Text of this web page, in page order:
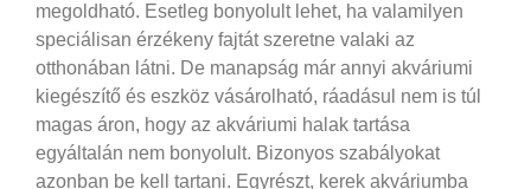
megoldható. Esetleg bonyolult lehet, ha valamilyen
speciálisan érzékeny fajtát szeretne valaki az
otthonában látni. De manapság már annyi akváriumi
kiegészítő és eszköz vásárolható, ráadásul nem is túl
magas áron, hogy az akváriumi halak tartása
egyáltalán nem bonyolult. Bizonyos szabályokat
azonban be kell tartani. Egyrészt, kerek akváriumba